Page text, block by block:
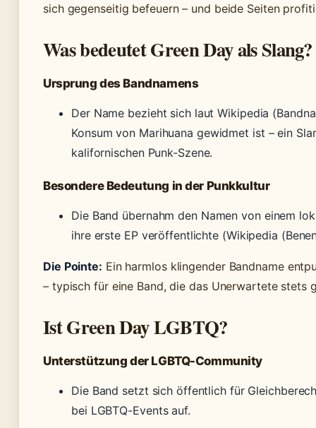
sich gegenseitig befeuern – und beide Seiten
Was bedeutet Green Day als Slang?
Ursprung des Bandnamens
Der Name bezieht sich laut Wikipedia
Konsum von Marihuana gewidmet ist – ein
kalifornischen Punk-Szene.
Besondere Bedeutung in der Punkkultur
Die Band übernahm den Namen von einem
ihre erste EP veröffentlichte (Wikipedia
Die Pointe: Ein harmlos klingender Bandname
– typisch für eine Band, die das Unerwartete stets
Ist Green Day LGBTQ?
Unterstützung der LGBTQ-Community
Die Band setzt sich öffentlich für
bei LGBTQ-Events auf.